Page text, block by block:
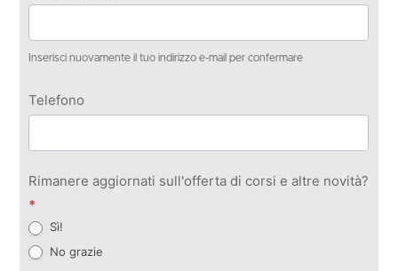
Inserisci nuovamente il tuo indirizzo e-mail per confermare
Telefono
Rimanere aggiornati sull'offerta di corsi e altre novità?
*
Sì!
No grazie